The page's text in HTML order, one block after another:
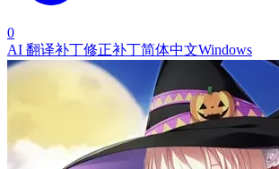
0
AI 翻译补丁修正补丁简体中文Windows